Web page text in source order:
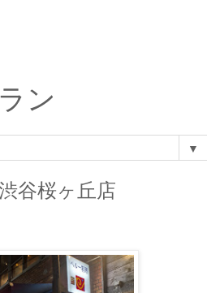
ン
▼
谷桜ヶ丘店